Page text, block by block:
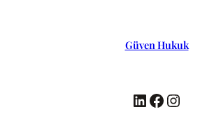
Güven Hukuk
LinkedIn Facebook Instagram